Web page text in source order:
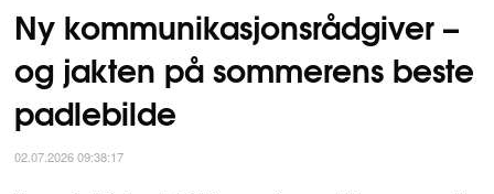
Ny kommunikasjonsrådgiver –
og jakten på sommerens beste
padlebilde
02.07.2026 09:38:17